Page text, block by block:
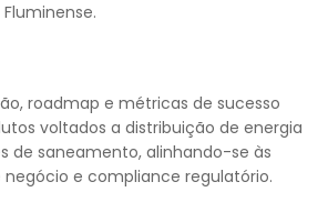
roadmap e métricas de sucesso
voltados a distribuição de energia
de saneamento, alinhando-se às
e compliance regulatório.